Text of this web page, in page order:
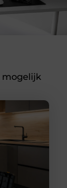
mogelijk